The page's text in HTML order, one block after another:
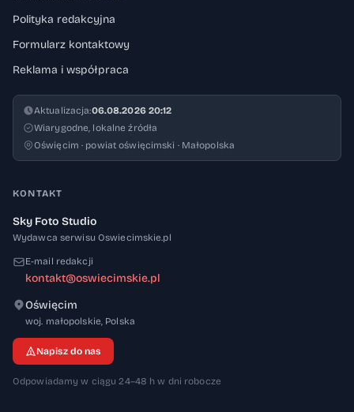
Polityka redakcyjna
Formularz kontaktowy
Reklama i współpraca
Aktualizacja:06.08.2026 20:12
Wiarygodne, lokalne źródła
Oświęcim · powiat oświęcimski · Małopolska
KONTAKT
Sky Foto Studio
Wydawca serwisu Oswiecimskie.pl
E-mail redakcji
kontakt@oswiecimskie.pl
Oświęcim
woj. małopolskie, 32-600
Polska
Napisz do nas
Odpowiadamy w ciągu 24–48 h w dni robocze